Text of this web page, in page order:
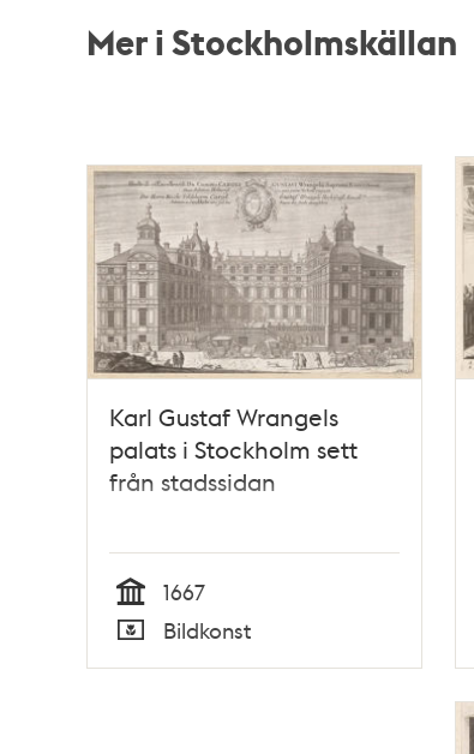
Mer i Stockholmskällan
och
Karl Gustaf Wrangels
palats i Stockholm sett
från stadssidan
Tid
1667
Typ
Bildkonst